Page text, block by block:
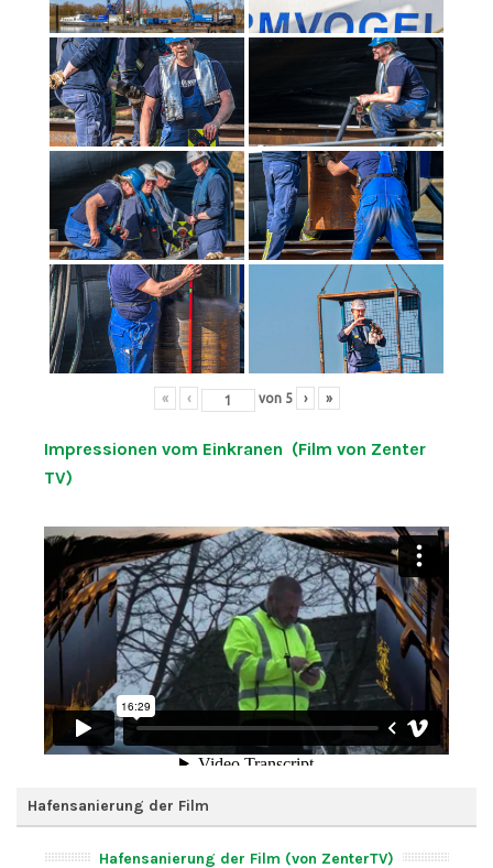
« ‹ von 5 › »
Impressionen vom Einkranen (Film von Zenter
TV)
Hafensanierung der Film
Hafensanierung der Film (von ZenterTV)